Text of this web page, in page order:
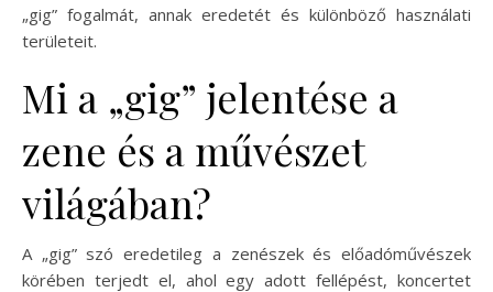
„gig” fogalmát, annak eredetét és különböző használati
területeit.
Mi a „gig” jelentése a
zene és a művészet
világában?
A „gig” szó eredetileg a zenészek és előadóművészek
körében terjedt el, ahol egy adott fellépést, koncertet